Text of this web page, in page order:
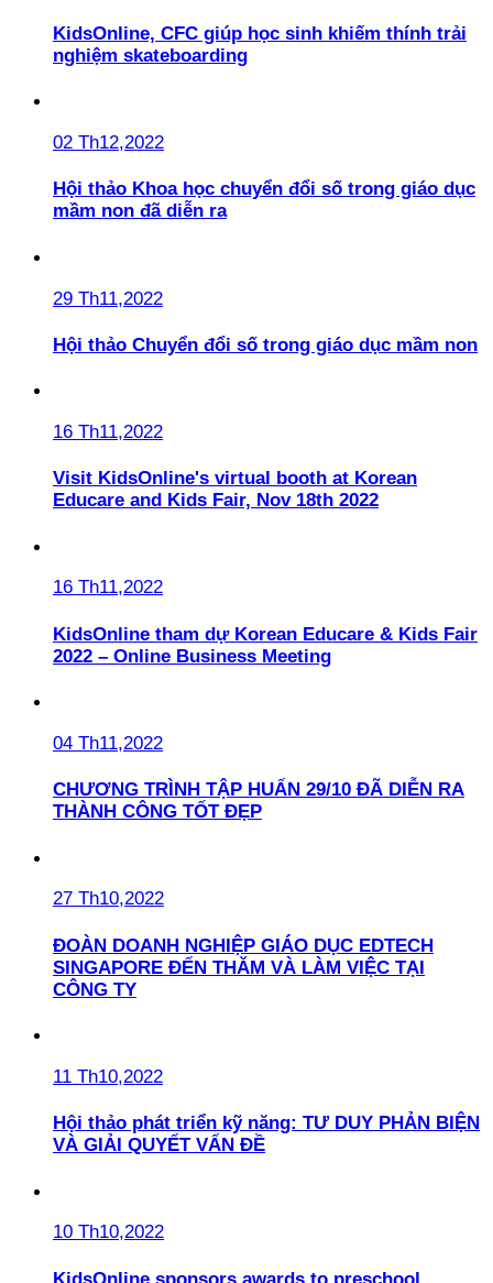
KidsOnline, CFC giúp học sinh khiếm thính trải
nghiệm skateboarding
02 Th12,2022
Hội thảo Khoa học chuyển đổi số trong giáo dục
mầm non đã diễn ra
29 Th11,2022
Hội thảo Chuyển đổi số trong giáo dục mầm non
16 Th11,2022
Visit KidsOnline's virtual booth at Korean
Educare and Kids Fair, Nov 18th 2022
16 Th11,2022
KidsOnline tham dự Korean Educare & Kids Fair
2022 – Online Business Meeting
04 Th11,2022
CHƯƠNG TRÌNH TẬP HUẤN 29/10 ĐÃ DIỄN RA
THÀNH CÔNG TỐT ĐẸP
27 Th10,2022
ĐOÀN DOANH NGHIỆP GIÁO DỤC EDTECH
SINGAPORE ĐẾN THĂM VÀ LÀM VIỆC TẠI
CÔNG TY
11 Th10,2022
Hội thảo phát triển kỹ năng: TƯ DUY PHẢN BIỆN
VÀ GIẢI QUYẾT VẤN ĐỀ
10 Th10,2022